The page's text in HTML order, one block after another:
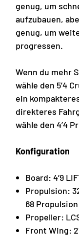
genug, um
aufzubauen,
genug, um
progressen.
Wenn du mehr
wähle den 5’4
ein
direkteres
wähle den 4’4
Konfiguration
Board: 4’9
Propulsion:
68 Propulsion
Propeller:
Front Wing: